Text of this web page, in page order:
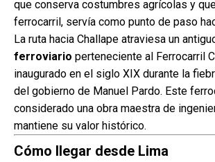
que conserva costumbres agrícolas y
ferrocarril, servía como punto de paso
La ruta hacia Challape atraviesa un
ferroviario perteneciente al Ferrocarril
inaugurado en el siglo XIX durante la
del gobierno de Manuel Pardo. Este
considerado una obra maestra de
mantiene su valor histórico.
Cómo llegar desde Lima